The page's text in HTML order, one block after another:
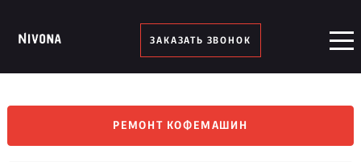
ЗАКАЗАТЬ ЗВОНОК
РЕМОНТ КОФЕМАШИН